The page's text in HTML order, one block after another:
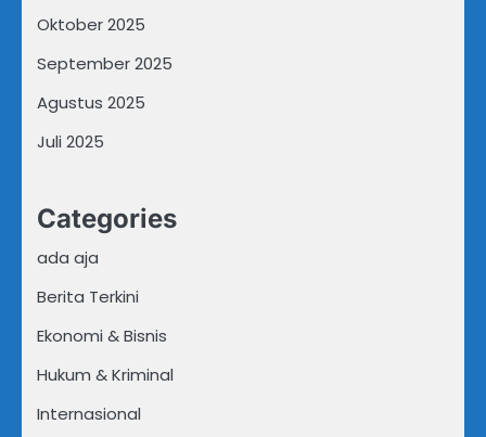
Oktober 2025
September 2025
Agustus 2025
Juli 2025
Categories
ada aja
Berita Terkini
Ekonomi & Bisnis
Hukum & Kriminal
Internasional